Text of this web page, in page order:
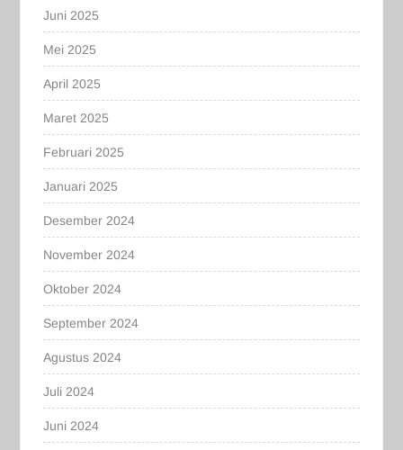
Juni 2025
Mei 2025
April 2025
Maret 2025
Februari 2025
Januari 2025
Desember 2024
November 2024
Oktober 2024
September 2024
Agustus 2024
Juli 2024
Juni 2024